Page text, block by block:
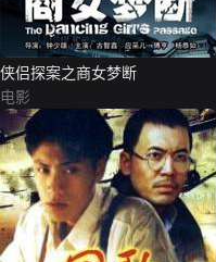
侠侣探案之商女梦断
电影